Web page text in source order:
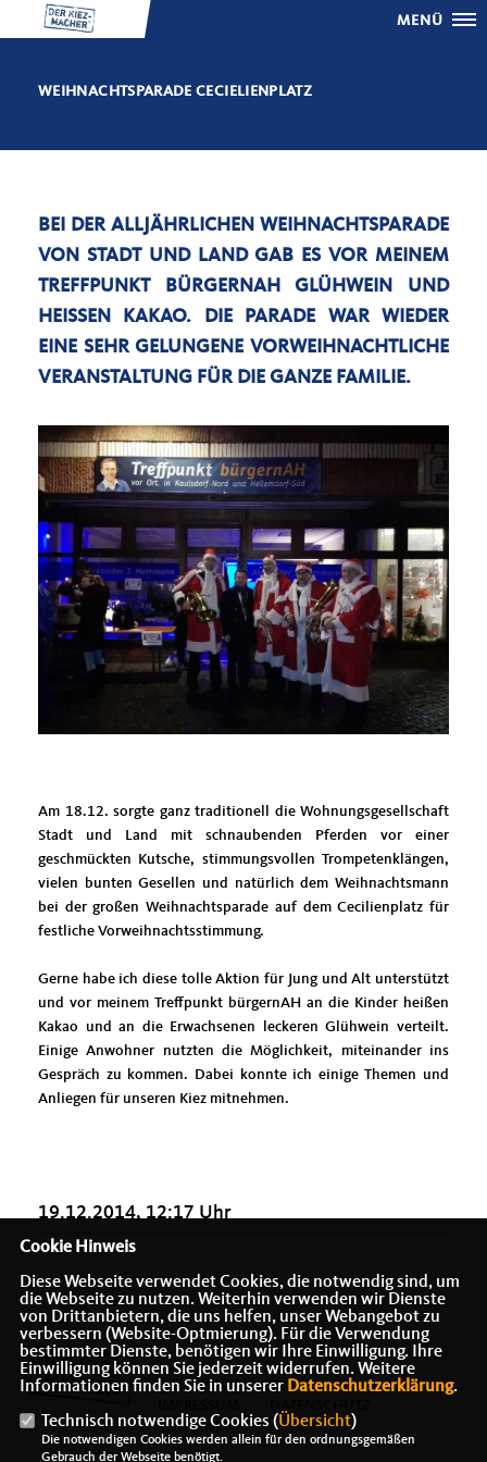
MENÜ
WEIHNACHTSPARADE CECIELIENPLATZ
BEI DER ALLJÄHRLICHEN WEIHNACHTSPARADE
VON STADT UND LAND GAB ES VOR MEINEM
TREFFPUNKT BÜRGERNAH GLÜHWEIN UND
HEISSEN KAKAO. DIE PARADE WAR WIEDER E
INE SEHR GELUNGENE VORWEIHNACHTLICHE V
ERANSTALTUNG FÜR DIE GANZE FAMILIE.
Am 18.12. sorgte ganz traditionell die Wohnungsgesellschaft
Stadt und Land mit schnaubenden Pferden vor einer
geschmückten Kutsche, stimmungsvollen Trompetenklängen,
vielen bunten Gesellen und natürlich dem Weihnachtsmann
bei der großen Weihnachtsparade auf dem Cecilienplatz für
festliche Vorweihnachtsstimmung.
Gerne habe ich diese tolle Aktion für Jung und Alt unterstützt
und vor meinem Treffpunkt bürgernAH an die Kinder heißen
Kakao und an die Erwachsenen leckeren Glühwein verteilt.
Einige Anwohner nutzten die Möglichkeit, miteinander ins
Gespräch zu kommen. Dabei konnte ich einige Themen und
Anliegen für unseren Kiez mitnehmen.
19.12.2014, 12:17 Uhr
KONTAKT
Cookie Hinweis
Diese Webseite verwendet Cookies, die notwendig sind, um
die Webseite zu nutzen. Weiterhin verwenden wir Dienste
von Drittanbietern, die uns helfen, unser Webangebot zu
verbessern (Website-Optmierung). Für die Verwendung
bestimmter Dienste, benötigen wir Ihre Einwilligung. Ihre
Einwilligung können Sie jederzeit widerrufen. Weitere
Informationen finden Sie in unserer Datenschutzerklärung.
Technisch notwendige Cookies (Übersicht)
Die notwendigen Cookies werden allein für den ordnungsgemäßen
Gebrauch der Webseite benötigt.